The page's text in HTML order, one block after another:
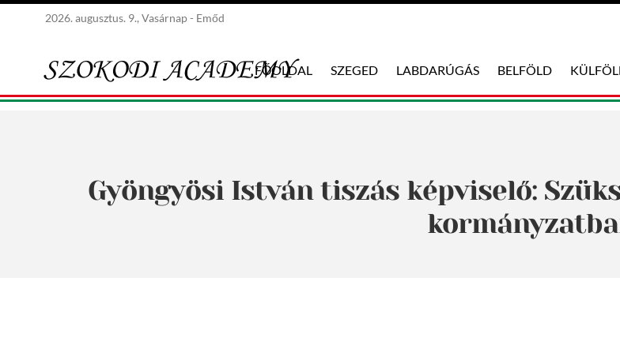
2026. augusztus. 9., Vasárnap - Emőd
FŐOLDAL SZEGED LABDARÚGÁS BELFÖLD
Gyöngyösi István tiszás képviselő: